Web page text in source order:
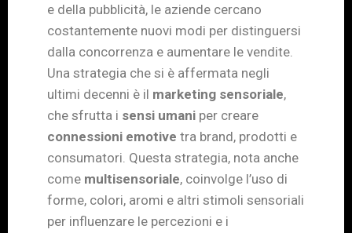
e della pubblicità, le aziende cercano
costantemente nuovi modi per distinguersi
dalla concorrenza e aumentare le vendite.
Una strategia che si è affermata negli
ultimi decenni è il marketing sensoriale,
che sfrutta i sensi umani per creare
connessioni emotive tra brand, prodotti e
consumatori. Questa strategia, nota anche
come multisensoriale, coinvolge l’uso di
forme, colori, aromi e altri stimoli sensoriali
per influenzare le percezioni e i